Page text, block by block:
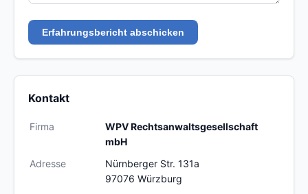
Erfahrungsbericht abschicken
Kontakt
Firma
WPV Rechtsanwaltsgesellschaft
mbH
Adresse
Nürnberger Str. 131a
97076 Würzburg